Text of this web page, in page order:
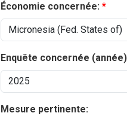
Économie concernée:
Enquête concernée
Mesure pertinente: